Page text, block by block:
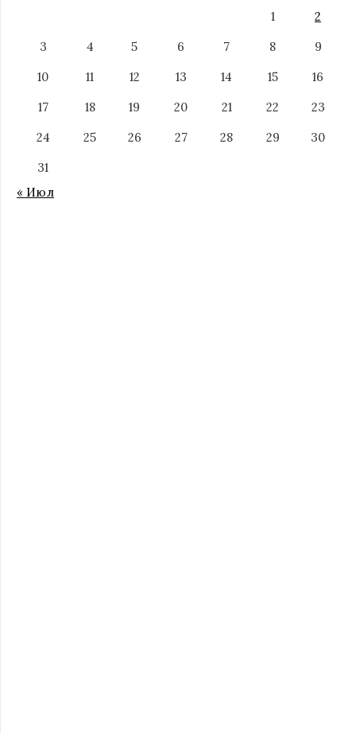
1
2
3
4 5 6 7 8
9
10
11 12 13 14 15
16
17
18 19 20 21 22
23
24
25 26 27 28 29
30
31
« Июл